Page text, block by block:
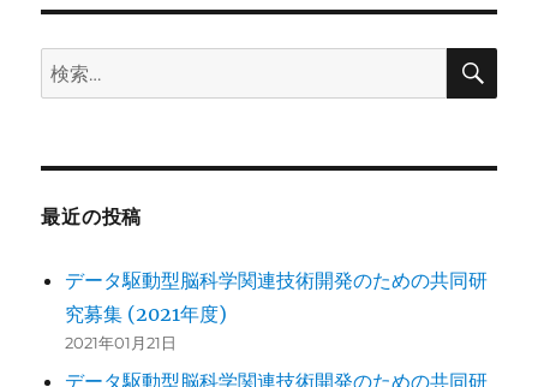
検
索:
検
最近の投稿
データ駆動型脳科学関連技術開発のための共同研
究募集 (2021年度)
2021年01月21日
データ駆動型脳科学関連技術開発のための共同研